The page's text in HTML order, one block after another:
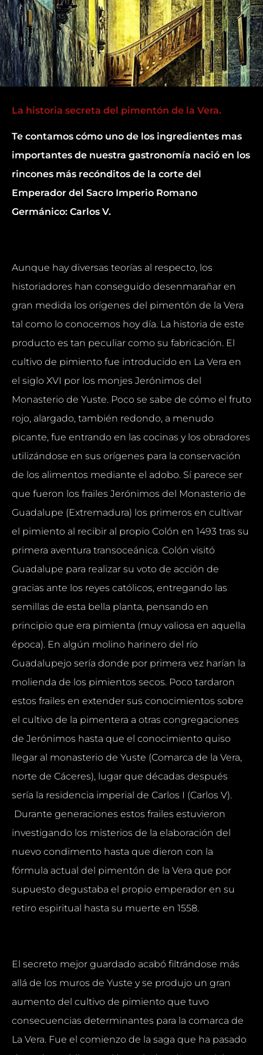
La historia secreta del pimentón de la Vera.
Te contamos cómo uno de los ingredientes mas
importantes de nuestra gastronomía nació en los
rincones más recónditos de la corte del
Emperador del Sacro Imperio Romano
Germánico: Carlos V.
Aunque hay diversas teorías al respecto, los
historiadores han conseguido desenmarañar en
gran medida los orígenes del pimentón de la Vera
tal como lo conocemos hoy día. La historia de este
producto es tan peculiar como su fabricación. El
cultivo de pimiento fue introducido en La Vera en
el siglo XVI por los monjes Jerónimos del
Monasterio de Yuste. Poco se sabe de cómo el fruto
rojo, alargado, también redondo, a menudo
picante, fue entrando en las cocinas y los obradores
utilizándose en sus orígenes para la conservación
de los alimentos mediante el adobo. Sí parece ser
que fueron los frailes Jerónimos del Monasterio de
Guadalupe (Extremadura) los primeros en cultivar
el pimiento al recibir al propio Colón en 1493 tras su
primera aventura transoceánica. Colón visitó
Guadalupe para realizar su voto de acción de
gracias ante los reyes católicos, entregando las
semillas de esta bella planta, pensando en
principio que era pimienta (muy valiosa en aquella
época). En algún molino harinero del río
Guadalupejo sería donde por primera vez harían la
molienda de los pimientos secos. Poco tardaron
estos frailes en extender sus conocimientos sobre
el cultivo de la pimentera a otras congregaciones
de Jerónimos hasta que el conocimiento quiso
llegar al monasterio de Yuste (Comarca de la Vera,
norte de Cáceres), lugar que décadas después
sería la residencia imperial de Carlos I (Carlos V).
Durante generaciones estos frailes estuvieron
investigando los misterios de la elaboración del
nuevo condimento hasta que dieron con la
fórmula actual del pimentón de la Vera que por
supuesto degustaba el propio emperador en su
retiro espiritual hasta su muerte en 1558.
El secreto mejor guardado acabó filtrándose más
allá de los muros de Yuste y se produjo un gran
aumento del cultivo de pimiento que tuvo
consecuencias determinantes para la comarca de
La Vera. Fue el comienzo de la saga que ha pasado